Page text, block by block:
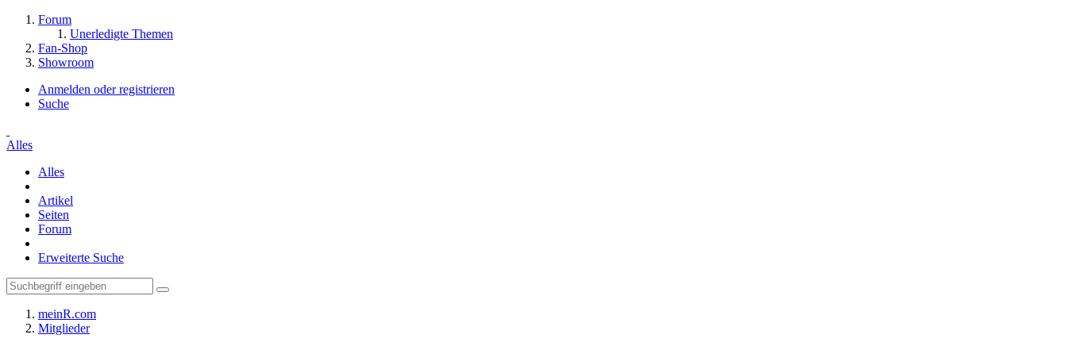
Forum
Unerledigte Themen
Fan-Shop
Showroom
Anmelden oder registrieren
Suche
Alles
Alles
Artikel
Seiten
Forum
Erweiterte Suche
meinR.com
Mitglieder